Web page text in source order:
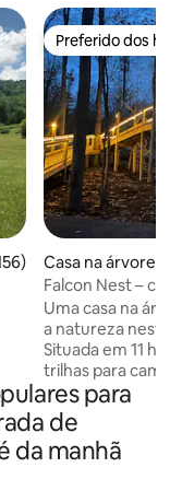
avaliação média de
Preferido dos
Preferido dos
Casa na árvore ⋅
s
Falcon Nest –
floresta privativa
Uma casa na
a natureza neste
Situada em 11
trilhas para
elevada
totalmente
quadrados,
envolvente para
para
de
da manhã